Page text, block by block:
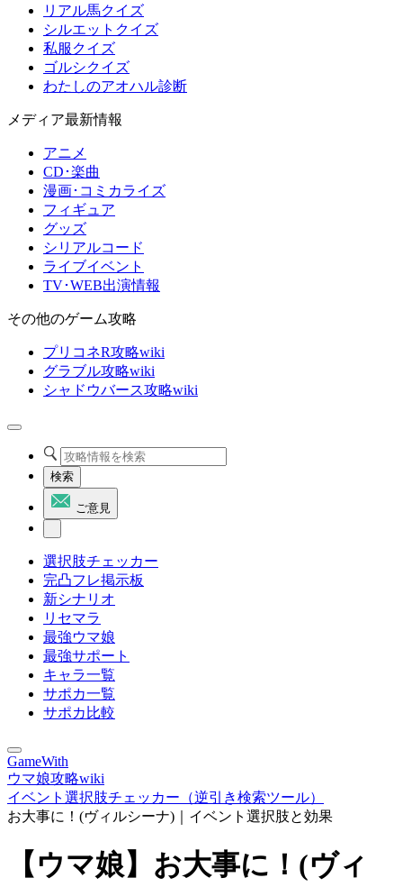
リアル馬クイズ
シルエットクイズ
私服クイズ
ゴルシクイズ
わたしのアオハル診断
メディア最新情報
アニメ
CD･楽曲
漫画･コミカライズ
フィギュア
グッズ
シリアルコード
ライブイベント
TV･WEB出演情報
その他のゲーム攻略
プリコネR攻略wiki
グラブル攻略wiki
シャドウバース攻略wiki
検索
ご意見
選択肢チェッカー
完凸フレ掲示板
新シナリオ
リセマラ
最強ウマ娘
最強サポート
キャラ一覧
サポカ一覧
サポカ比較
GameWith
ウマ娘攻略wiki
イベント選択肢チェッカー（逆引き検索ツール）
お大事に！(ヴィルシーナ)｜イベント選択肢と効果
【ウマ娘】お大事に！(ヴィ